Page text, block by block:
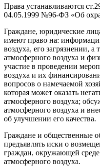
Права устанавливаются
04.05.1999 №96-ФЗ «Об
Граждане, юридические
имеют право на:
воздуха, его загрязнении, а
атмосферного воздуха и
участие в проведении
воздуха и их
вопросов о намечаемой
которая может оказать
атмосферного воздуха;
атмосферного воздуха и
об улучшении его качества.
Граждане и общественные
предъявлять иски о
граждан, окружающей
атмосферного воздуха.